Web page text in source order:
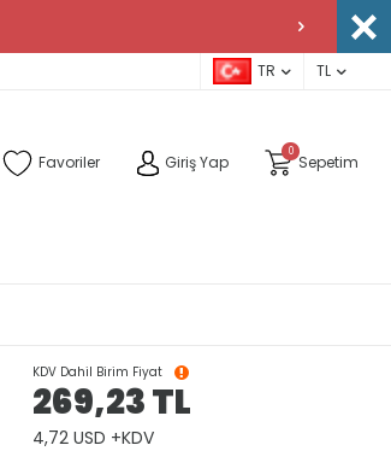
TR TL
Favoriler Giriş Yap
0
Sepetim
KDV Dahil Birim Fiyat
269,23TL
4,72 USD +KDV